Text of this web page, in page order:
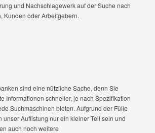
und Nachschlagewerk auf der Suche nach
Kunden oder Arbeitgebern.
sind eine nützliche Sache, denn Sie
Informationen schneller, je nach Spezifikation
Suchmaschinen bieten. Aufgrund der Fülle
unser Auflistung nur ein kleiner Teil sein und
auch noch weitere